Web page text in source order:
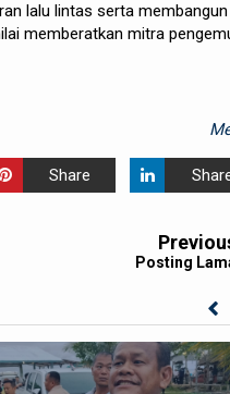
lalu lintas serta membangun
memberatkan mitra
Share
Posting